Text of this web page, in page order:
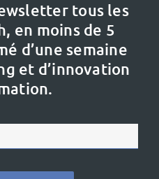
tous les
en moins de 5
d’une semaine
et d’innovation